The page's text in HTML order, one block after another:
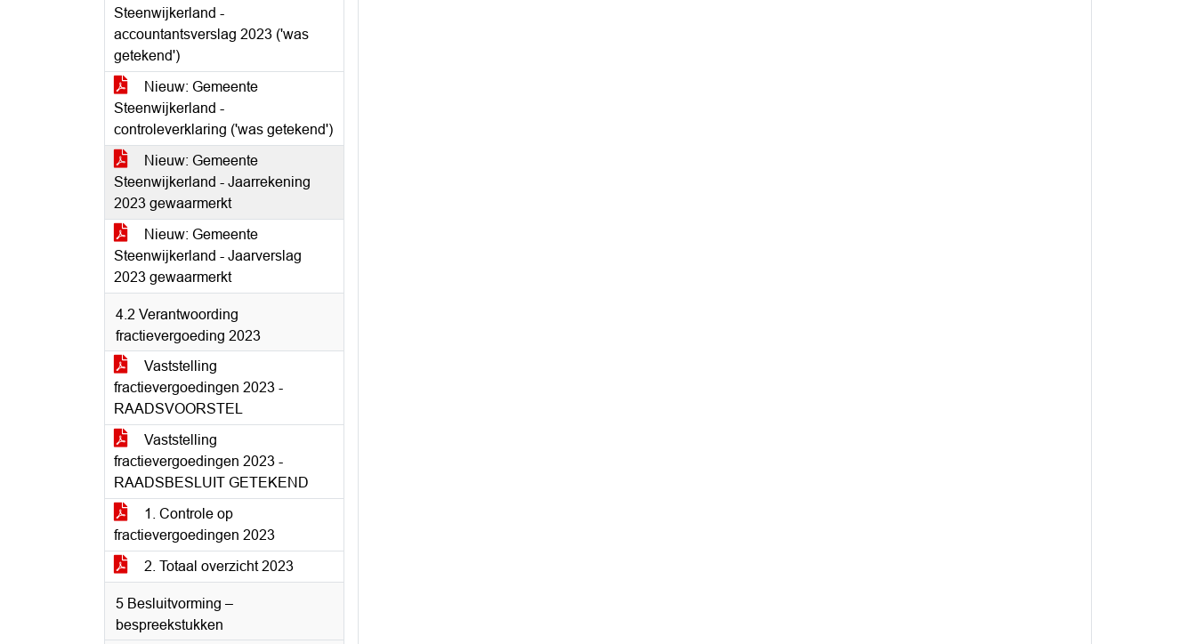
Steenwijkerland -
accountantsverslag 2023 ('was
getekend')
Nieuw: Gemeente
Steenwijkerland -
controleverklaring ('was getekend')
Nieuw: Gemeente
Steenwijkerland - Jaarrekening
2023 gewaarmerkt
Nieuw: Gemeente
Steenwijkerland - Jaarverslag
2023 gewaarmerkt
4.2 Verantwoording
fractievergoeding 2023
Vaststelling
fractievergoedingen 2023 -
RAADSVOORSTEL
Vaststelling
fractievergoedingen 2023 -
RAADSBESLUIT GETEKEND
1. Controle op
fractievergoedingen 2023
2. Totaal overzicht 2023
5 Besluitvorming –
bespreekstukken